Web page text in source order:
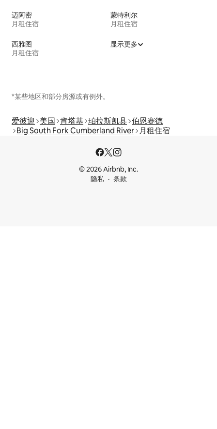
迈阿密
月租住宿
蒙特利尔
月租住宿
西雅图
月租住宿
显示更多
*某些地区和部分房源或有例外。
爱彼迎 美国 肯塔基 珀拉斯凯县 伯恩赛德
Big South Fork Cumberland River 月租住宿
© 2026 Airbnb, Inc.
隐私
条款